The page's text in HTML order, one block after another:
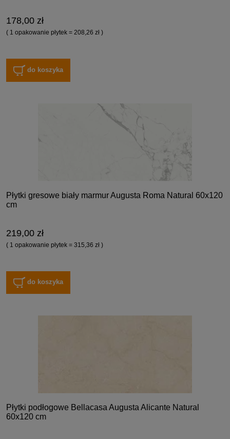
178,00 zł
( 1 opakowanie płytek = 208,26 zł )
do koszyka
Płytki gresowe biały marmur Augusta Roma Natural 60x120
cm
219,00 zł
( 1 opakowanie płytek = 315,36 zł )
do koszyka
Płytki podłogowe Bellacasa Augusta Alicante Natural
60x120 cm